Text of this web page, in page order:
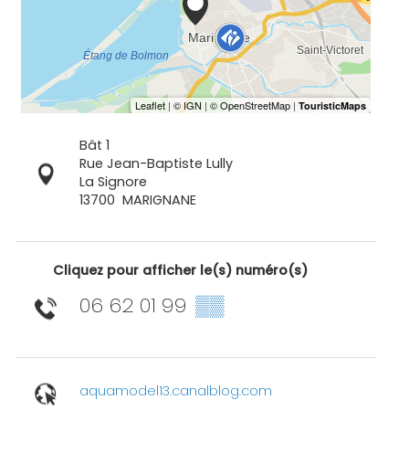
Bât 1
Rue Jean-Baptiste Lully
La Signore
13700 MARIGNANE
Cliquez pour afficher le(s) numéro(s)
06 62 01 99 ▒▒
aquamodel13.canalblog.com